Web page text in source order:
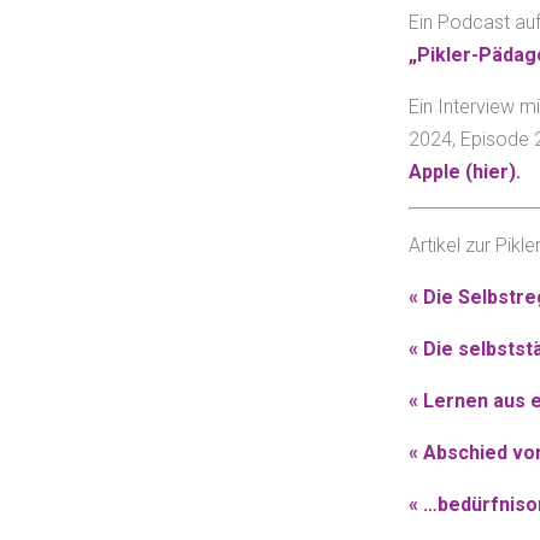
Ein Podcast
„Pikler-
Ein Interview
2024, Episode
Apple (hier).
Artikel zur
« Die
« Die
« Lernen aus
« Abschied
«